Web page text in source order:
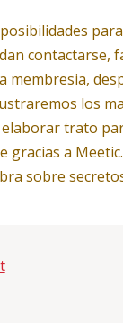
contactarse,
membresia,
los
trato
gracias a
sobre